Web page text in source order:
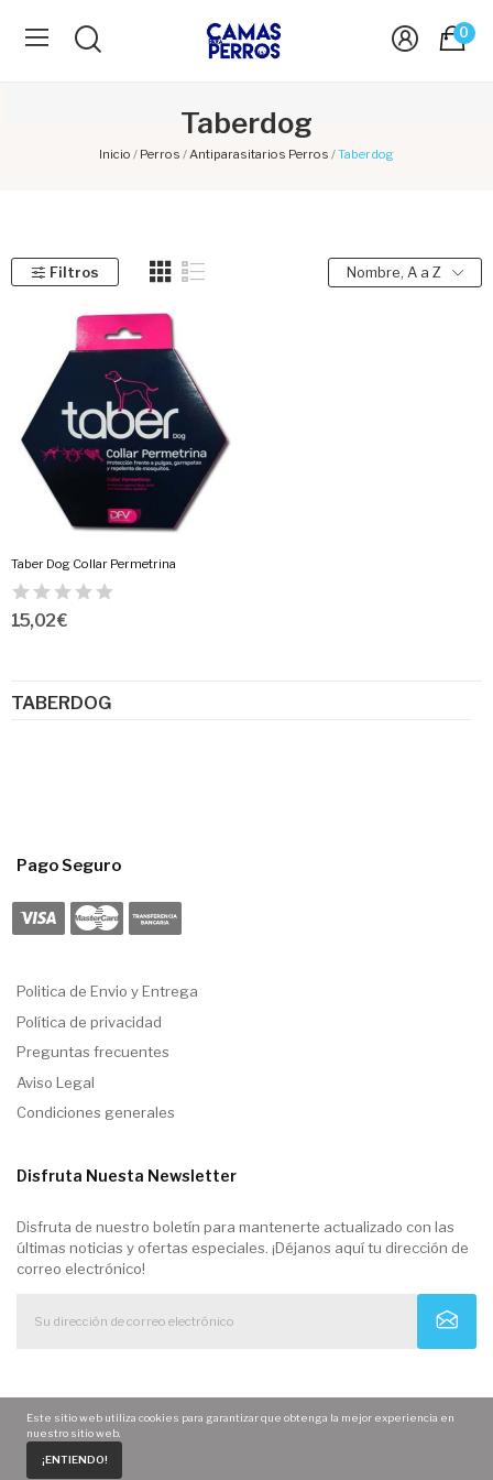
Home
0
Taberdog
Inicio Perros Antiparasitarios Perros Taberdog
TABERDOG
Filtros Nombre, A a Z
Taber Dog Collar Permetrina
15,02 €
Pago Seguro
Politica de Envio y Entrega
Política de privacidad
Preguntas frecuentes
Aviso Legal
Condiciones generales
Disfruta Nuesta Newsletter
Disfruta de nuestro boletín para mantenerte actualizado con las
últimas noticias y ofertas especiales. ¡Déjanos aquí tu dirección de
correo electrónico!
Este sitio web utiliza cookies para garantizar que obtenga la mejor experiencia en
nuestro sitio web.
¡ENTIENDO!